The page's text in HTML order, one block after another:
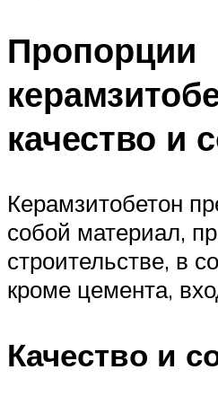
Пропорции
качество и
Керамзитобетон
собой материал,
строительстве, в
кроме цемента,
Качество и